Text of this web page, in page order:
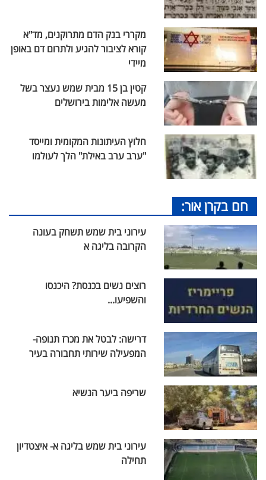
מקררי בנק הדם מתרוקנים, מד"א
קורא לציבור להגיע ולתרום דם באופן
מיידי
קטין בן 15 מבית שמש נעצר בשל
מעשה אלימות בירושלים
חלוץ העיתונות המקומית ומייסד
"ערב ערב באילת" הלך לעולמו
חם בקרן אור:
עירוני בית שמש תשחק בעונה
הקרובה בליגה א
רוצים נשים בכנסת? היכנסו
והשפיעו...
דרישה: לבטל את מכרז תנופה-
המפעילה שירותי תחבורה בעיר
שריפה ביער הנשיא
עירוני בית שמש בליגה א- איצטדיון
תחילה